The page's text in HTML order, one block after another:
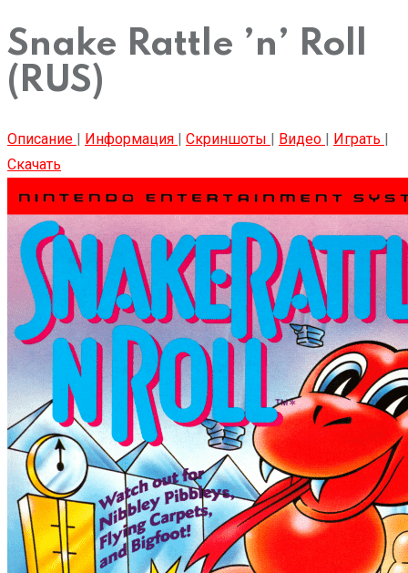
Snake Rattle ’n’ Roll
(RUS)
Описание | Информация | Скриншоты | Видео | Играть |
Скачать